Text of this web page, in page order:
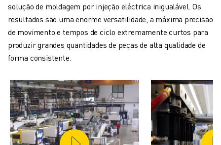
solução de moldagem por injeção eléctrica inigualável. Os
resultados são uma enorme versatilidade, a máxima precisão
de movimento e tempos de ciclo extremamente curtos para
produzir grandes quantidades de peças de alta qualidade de
forma consistente.